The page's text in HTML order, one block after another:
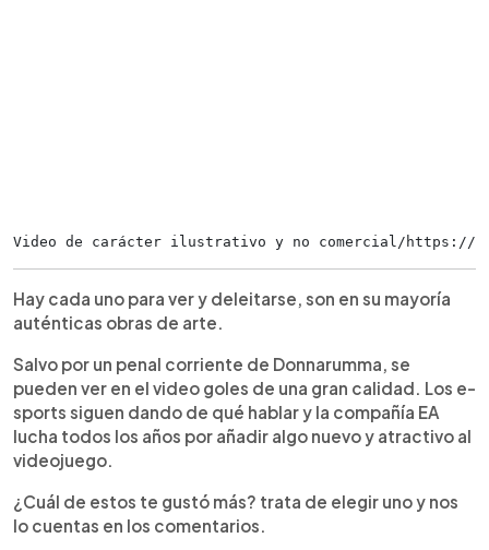
Video de carácter ilustrativo y no comercial/https://
Hay cada uno para ver y deleitarse, son en su mayoría
auténticas obras de arte.
Salvo por un penal corriente de Donnarumma, se
pueden ver en el video goles de una gran calidad. Los e-
sports siguen dando de qué hablar y la compañía EA
lucha todos los años por añadir algo nuevo y atractivo al
videojuego.
¿Cuál de estos te gustó más? trata de elegir uno y nos
lo cuentas en los comentarios.